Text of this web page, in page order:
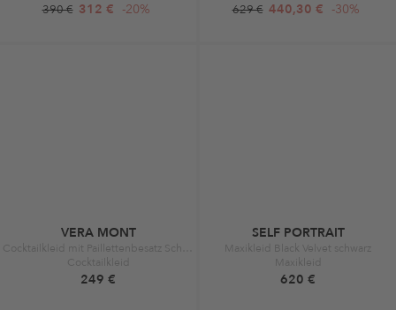
390 € 312 € -20% 629 € 440,30 € -30%
VERA MONT
Cocktailkleid
249 €
SELF PORTRAIT
Maxikleid Black Velvet schwarz
Maxikleid
620 €